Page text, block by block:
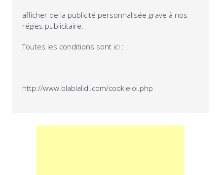
afficher de la publicité personnalisée grave à nos
régies publicitaire.
Toutes les conditions sont ici :
http://www.blablalidl.com/cookieloi.php